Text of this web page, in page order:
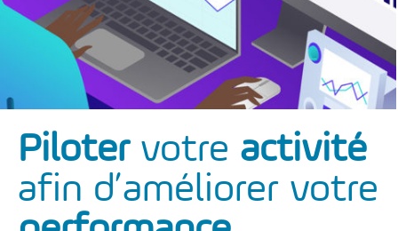
Pilotervotre activité